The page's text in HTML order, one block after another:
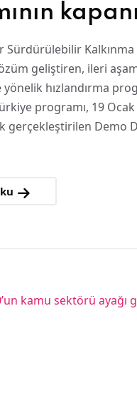
Kalkınma
geliştiren, ileri
hızlandırma
programı, 19
gerçekleştirilen Demo